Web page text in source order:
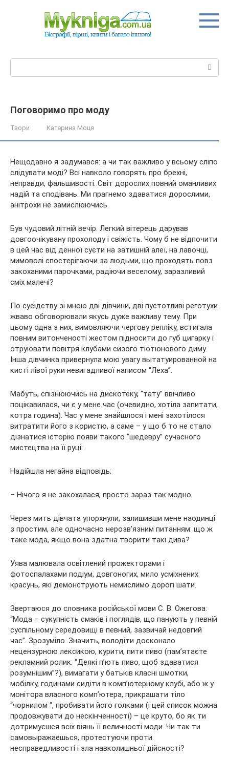
Поговоримо про моду
Твори Катерина Моця
Нещодавно я задумався: а чи так важливо у всьому сліпо
слідувати моді? Всі навколо говорять про брехні,
неправди, фальшивості. Світ дорослих повний оманливих
надій та сподівань. Ми прагнемо здаватися дорослими,
анітрохи не замислюючись
Був чудовий літній вечір. Легкий вітерець дарував
довгоочікувану прохолоду і свіжість. Чому б не відпочити
в цей час від денної суєти на затишній алеї, на лавочці,
мимоволі спостерігаючи за людьми, що проходять повз
закоханими парочками, радіючи веселому, заразливий
сміх малечі?
По сусідству зі мною дві дівчини, дві пустотливі реготухи
жваво обговорювали якусь дуже важливу тему. При
цьому одна з них, вимовляючи чергову репліку, встигала
повним витонченості жестом підносити до губ цигарку і
отруювати повітря клубами сизого тютюнового диму.
Інша дівчинка привернула мою увагу вытатуированной на
кисті лівої руки невигадливої написом “Леха”.
Мабуть, спізнюючись на дискотеку, “тату” ввічливо
поцікавилася, чи є у мене час (очевидно, хотіла запитати,
котра година). Час у мене знайшлося і мені захотілося
витратити його з користю, а саме – у що б то не стало
дізнатися історію появи такого “шедевру” сучасного
мистецтва на її руці:
Надійшла негайна відповідь:
– Нічого я не закохалася, просто зараз так модно.
Через мить дівчата упорхнули, залишивши мене наодинці
з простим, але одночасно нерозв’язним питанням: що ж
таке мода, якщо вона здатна творити такі дива?
Уява малювала освітлений прожекторами і
фотоспалахами подіум, довгоногих, мило усміхнених
красунь, які демонструють немислимо дорогі шати.
Звертаюся до словника російської мови С. В. Ожегова:
“Мода – сукупність смаків і поглядів, що панують у певній
суспільному середовищі в певний, зазвичай недовгий
час”. Зрозуміло. Значить, володіти досконало
нецензурною лексикою, курити, пити пиво (пам’ятаєте
рекламний ролик: “Деякі п’ють пиво, щоб здаватися
розумнішим”?), вимагати у батьків класні шмотки,
мобілку, годинами сидіти в комп’ютерному клубі, або ж у
монітора власного комп’ютера, прикрашати тіло
“чорнилом “, пробивати його голками (і цей список можна
продовжувати до нескінченності) – це круто, бо як ти
дотримуєшся всіх віянь її величності моди. Чи так ти
самовыражаешься, протестуючи проти
несправедливості і зла навколишньої дійсності?